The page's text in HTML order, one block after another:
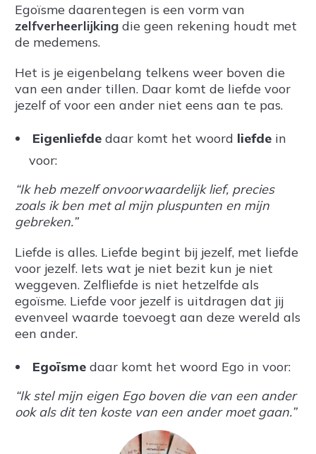
Egoïsme daarentegen is een vorm van
zelfverheerlijking die geen rekening houdt met
de medemens.
Het is je eigenbelang telkens weer boven die
van een ander tillen. Daar komt de liefde voor
jezelf of voor een ander niet eens aan te pas.
Eigenliefde daar komt het woord liefde in
voor:
“Ik heb mezelf onvoorwaardelijk lief, precies
zoals ik ben met al mijn pluspunten en mijn
gebreken.”
Liefde is alles. Liefde begint bij jezelf, met liefde
voor jezelf. Iets wat je niet bezit kun je niet
weggeven. Zelfliefde is niet hetzelfde als
egoïsme. Liefde voor jezelf is uitdragen dat jij
evenveel waarde toevoegt aan deze wereld als
een ander.
Egoïsme daar komt het woord Ego in voor:
“Ik stel mijn eigen Ego boven die van een ander
ook als dit ten koste van een ander moet gaan.”